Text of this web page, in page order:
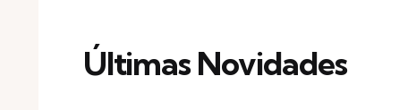
Últimas Novidades